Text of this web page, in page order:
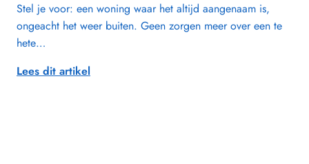
Stel je voor: een woning waar het altijd aangenaam is,
ongeacht het weer buiten. Geen zorgen meer over een te
hete…
Lees dit artikel